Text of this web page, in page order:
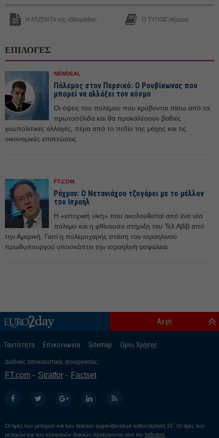
Η ΑΤΖΕΝΤΑ της εβδομάδας Ο ΤΥΠΟΣ σήμερα
ΕΠΙΛΟΓΕΣ
NEWDEAL
Πόλεμος στον Περσικό: Ο Ρουβίκωνας που
μπορεί να αλλάξει τον κόσμο
Οι όψεις του πολέμου που κρύβονται πίσω από τα
πρωτοσέλιδα και θα προκαλέσουν βαθιές
γεωπολιτικές αλλαγές, πέρα από το πεδίο της μάχης και τις
οικονομικές επιπτώσεις.
FT.COM
Ράχμαν: Ο Νετανιάχου τζογάρει με το μέλλον
του Ισραήλ
Η «ιστορική νίκη» που ακολουθείται από ένα νέο
πόλεμο και η φθίνουσα στήριξη του Τελ Αβίβ από
την Αμερική. Γιατί η πολεμοχαρής στάση του ισραηλινού
πρωθυπουργού υποσκάπτει την ισραηλινή ασφάλεια.
Ταυτότητα Επικοινωνία Sitemap Οροι Χρήσης
Αρχή
Διεθνείς αποκλειστικές συνεργασίες:
FT.com Stratfor Factset
Οι τιμές των μετοχών και των δεικτών εμφανίζονται με καθυστέρηση 15’. Οι τιμές των
μετοχών και των ελληνικών δεικτών προέρχονται από την InBroker